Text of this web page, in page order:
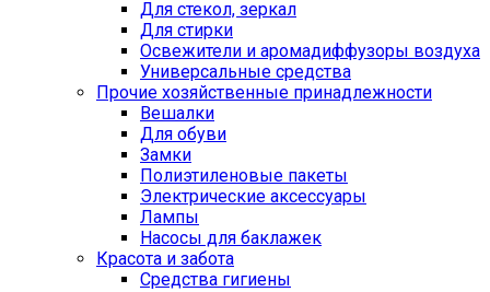
Для стекол, зеркал
Для стирки
Освежители и аромадиффузоры воздуха
Универсальные средства
Прочие хозяйственные принадлежности
Вешалки
Для обуви
Замки
Полиэтиленовые пакеты
Электрические аксессуары
Лампы
Насосы для баклажек
Красота и забота
Средства гигиены